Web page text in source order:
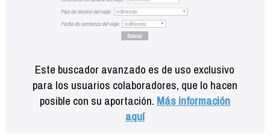
Este buscador avanzado es de uso exclusivo
para los usuarios colaboradores, que lo hacen
posible con su aportación. Más información
aquí